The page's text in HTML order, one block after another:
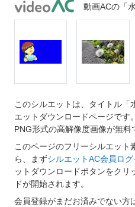
動画ACの「
このシルエットは、タイトル「
エットダウンロードページです
PNG形式の高解像度画像が無料
このページのフリーシルエット
ら、まずシルエットAC会員ログ
ットダウンロードボタンをクリ
ドが開始されます。
会員登録がまだお済みでない方